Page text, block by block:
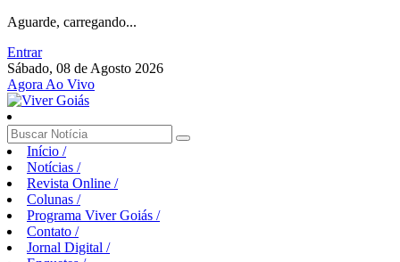
Aguarde, carregando...
Entrar
Sábado, 08 de Agosto 2026
Agora Ao Vivo
Início /
Notícias /
Revista Online /
Colunas /
Programa Viver Goiás /
Contato /
Jornal Digital /